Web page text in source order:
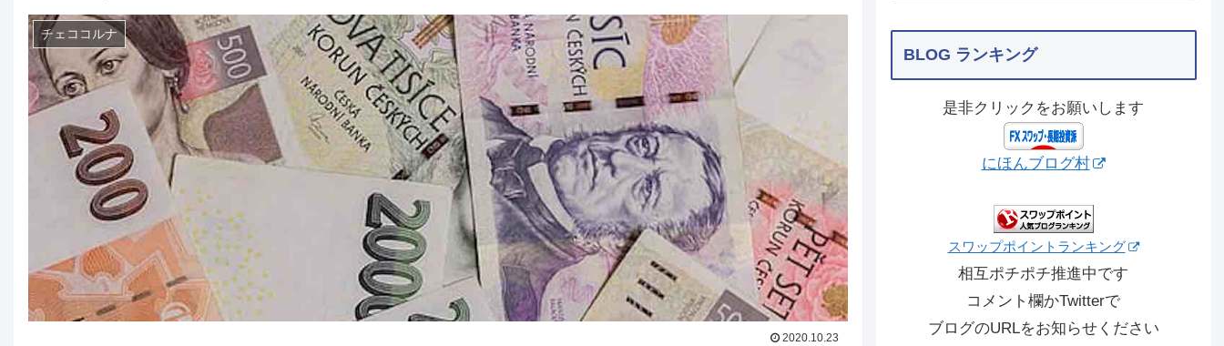
チェココルナ
2020.10.23
BLOG ランキング
是非クリックをお願いします
にほんブログ村
スワップポイントランキング
相互ポチポチ推進中です
コメント欄かTwitterで
ブログのURLをお知らせください